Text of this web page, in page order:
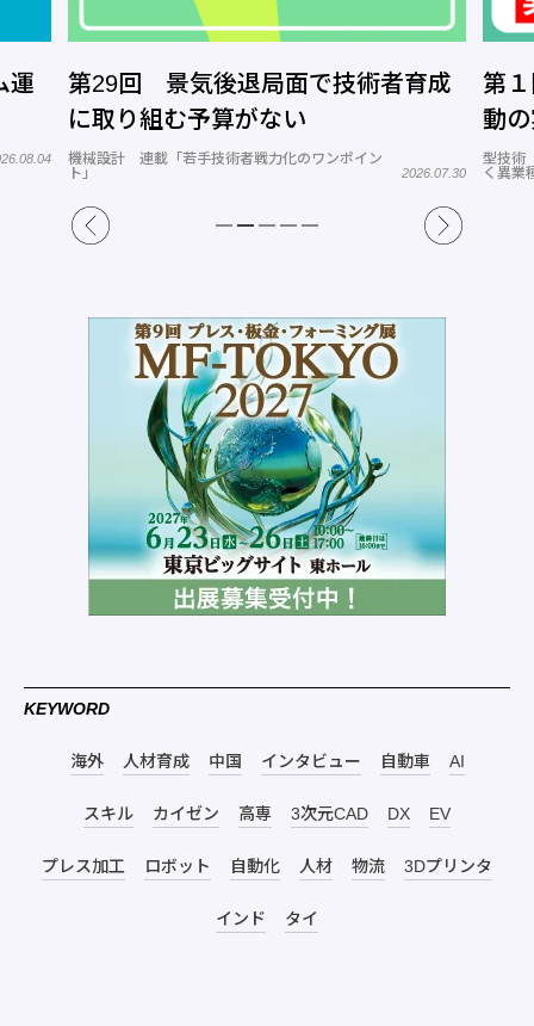
気後退局面で技術者育成
む予算がない
「若手技術者戦力化のワンポイン
第１回 異業種開
動の実態と打開策
型技術 連載「デジタルマーケ
く異業種参入への道」
KEYWORD
海外 人材育成 中国 インタビュー 自動車 AI
スキル カイゼン 高専 3次元CAD DX EV
プレス加工 ロボット 自動化 人材 物流 3Dプリンタ
インド タイ